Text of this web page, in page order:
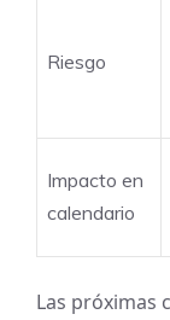
Riesgo
Impacto en
calendario
Las próximas